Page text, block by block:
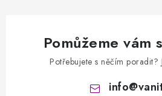
Pomůžeme vám
Potřebujete s něčím poradit?
info@